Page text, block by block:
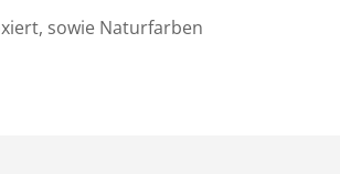
sowie Naturfarben